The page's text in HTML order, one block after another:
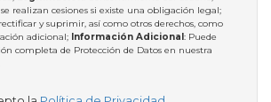
se realizan cesiones si existe una obligación legal;
y suprimir, así como otros derechos, como
adicional; Información Adicional: Puede
completa de Protección de Datos en nuestra